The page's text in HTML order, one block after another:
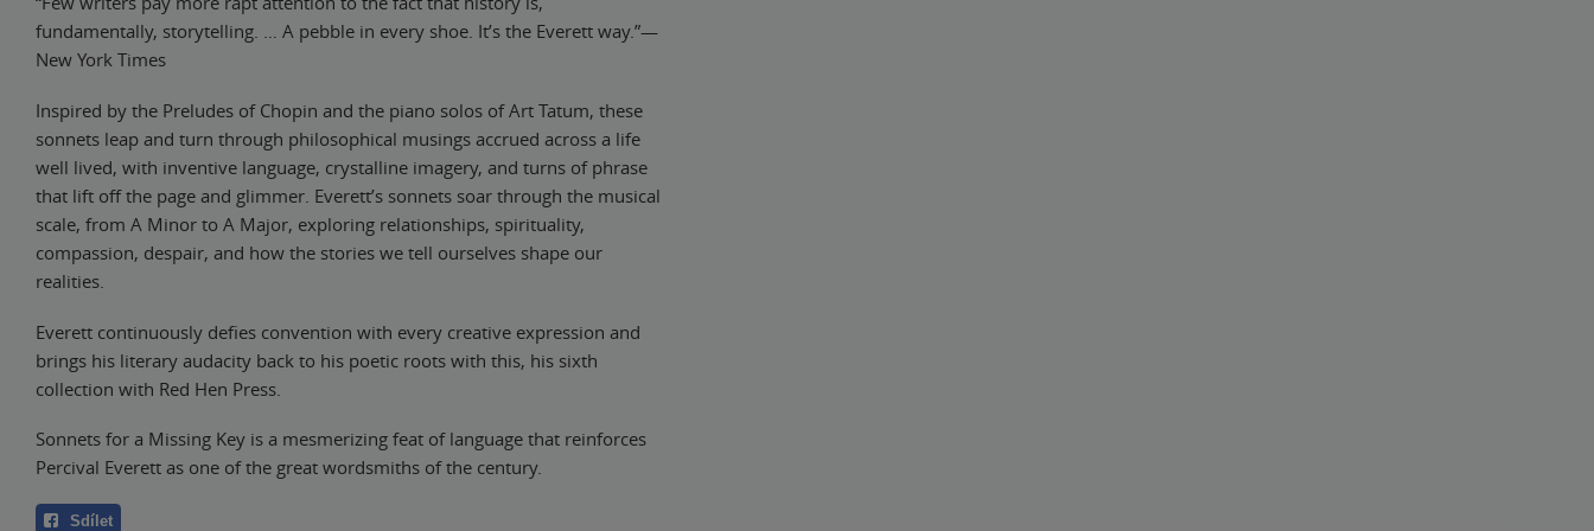
fundamentally, storytelling. … A pebble in every shoe. It’s the Everett way.”—
New York Times
Inspired by the Preludes of Chopin and the piano solos of Art Tatum, these
sonnets leap and turn through philosophical musings accrued across a life
well lived, with inventive language, crystalline imagery, and turns of phrase
that lift off the page and glimmer. Everett’s sonnets soar through the musical
scale, from A Minor to A Major, exploring relationships, spirituality,
compassion, despair, and how the stories we tell ourselves shape our
realities.
Everett continuously defies convention with every creative expression and
brings his literary audacity back to his poetic roots with this, his sixth
collection with Red Hen Press.
Sonnets for a Missing Key is a mesmerizing feat of language that reinforces
Percival Everett as one of the great wordsmiths of the century.
Sdílet